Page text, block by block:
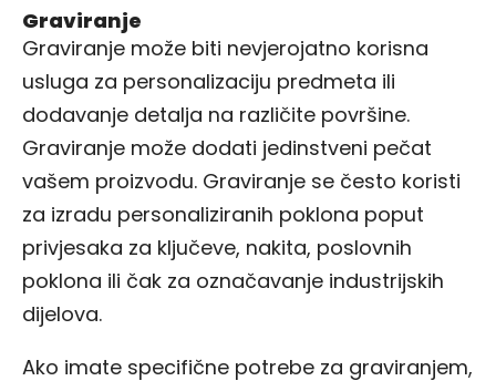
Graviranje
Graviranje može biti nevjerojatno korisna
usluga za personalizaciju predmeta ili
dodavanje detalja na različite površine.
Graviranje može dodati jedinstveni pečat
vašem proizvodu. Graviranje se često koristi
za izradu personaliziranih poklona poput
privjesaka za ključeve, nakita, poslovnih
poklona ili čak za označavanje industrijskih
dijelova.
Ako imate specifične potrebe za graviranjem,